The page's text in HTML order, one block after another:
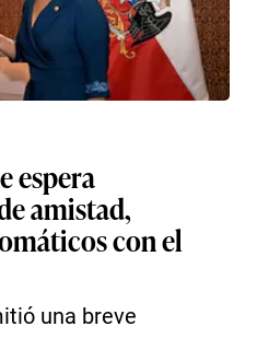
espera
amistad,
con el
una breve